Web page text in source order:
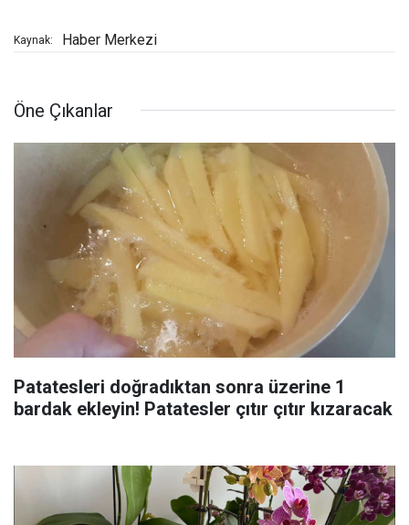
Kaynak: Haber Merkezi
Öne Çıkanlar
Patatesleri doğradıktan sonra üzerine 1
bardak ekleyin! Patatesler çıtır çıtır kızaracak